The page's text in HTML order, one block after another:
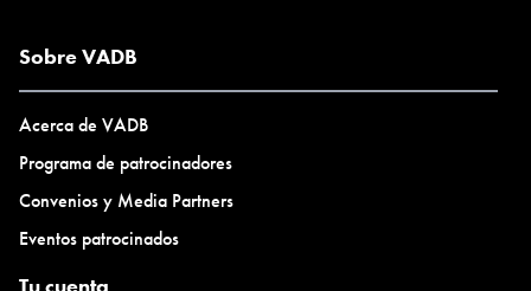
Sobre VADB
Acerca de VADB
Programa de patrocinadores
Convenios y Media Partners
Eventos patrocinados
Tu cuenta